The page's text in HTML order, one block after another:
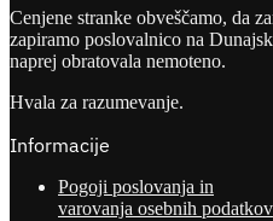
Cenjene stranke obveščamo, da
zapiramo poslovalnico na
naprej obratovala nemoteno.
Hvala za razumevanje.
Informacije
Pogoji poslovanja in
varovanja osebnih podatkov